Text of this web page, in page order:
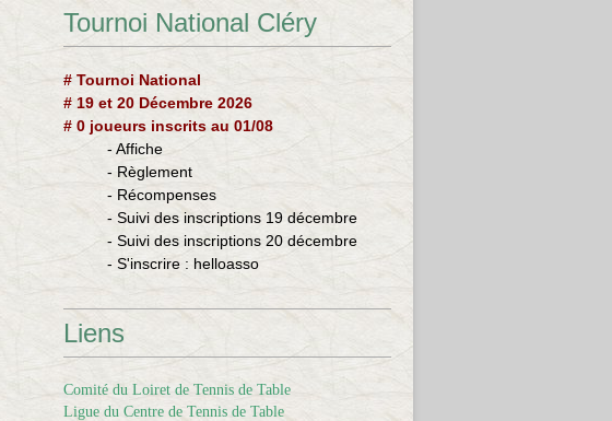
Tournoi National Cléry
# Tournoi National
# 19 et 20 Décembre 2026
# 0 joueurs inscrits au 01/08
- Affiche
- Règlement
- Récompenses
- Suivi des inscriptions 19 décembre
- Suivi des inscriptions 20 décembre
- S'inscrire : helloasso
Liens
Comité du Loiret de Tennis de Table
Ligue du Centre de Tennis de Table